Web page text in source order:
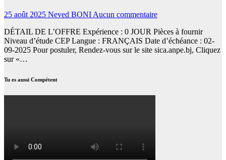
25 août 2025 Neved BONIAucun commentaire
DÉTAIL DE L’OFFRE Expérience : 0 JOUR Pièces à fournir
Niveau d’étude CEP Langue : FRANÇAIS Date d’échéance : 02-
09-2025 Pour postuler, Rendez-vous sur le site sica.anpe.bj, Cliquez
sur «…
Tu es aussi Compétent